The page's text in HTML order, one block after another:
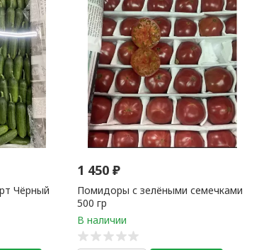
Чёрный
1 450 ₽
Помидоры с зелёными семечками
500 гр